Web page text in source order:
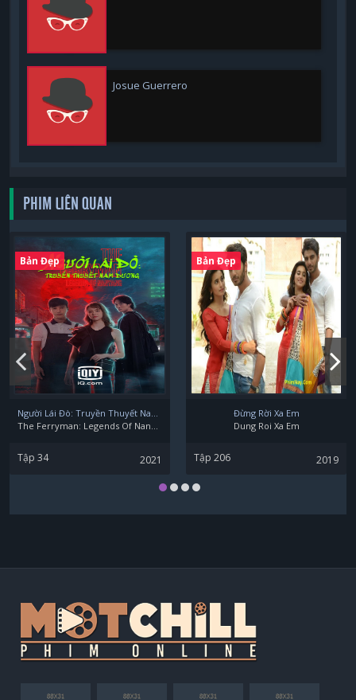
Josue Guerrero
PHIM LIÊN QUAN
Bản Đẹp
Người Lái Đò: Truyền Thuyết Nam Dương
The Ferryman: Legends Of Nanyang
Tập 34 2021
Bản Đẹp
Đừng Rời Xa Em
Dung Roi Xa Em
Tập 206 2019